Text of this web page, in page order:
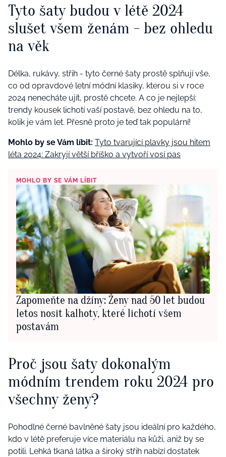
Tyto šaty budou v létě 2024
slušet všem ženám - bez ohledu
na věk
Délka, rukávy, střih - tyto černé šaty prostě splňují vše,
co od opravdové letní módní klasiky, kterou si v roce
2024 nenecháte ujít, prostě chcete. A co je nejlepší:
trendy kousek lichotí vaší postavě, bez ohledu na to,
kolik je vám let. Přesně proto je teď tak populární!
Mohlo by se Vám líbit: Tyto tvarující plavky jsou hitem
léta 2024: Zakryjí větší bříško a vytvoří vosí pas
MOHLO BY SE VÁM LÍBIT
Zapomeňte na džíny: Ženy nad 50 let budou
letos nosit kalhoty, které lichotí všem
postavám
Proč jsou šaty dokonalým
módním trendem roku 2024 pro
všechny ženy?
Pohodlné černé bavlněné šaty jsou ideální pro každého,
kdo v létě preferuje více materiálu na kůži, aniž by se
potili. Lehká tkaná látka a široký střih nabízí dostatek